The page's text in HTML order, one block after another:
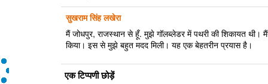
सुखराम सिंह लखेरा
मैं जोधपुर, राजस्थान से हूँ. मुझे गॉलब्लेडर में पथरी की शिकायत थी।
किया। इस से मुझे बहुत मदद मिली। यह एक बेहतरीन प्रयास है।
एक टिप्पणी छोड़ें